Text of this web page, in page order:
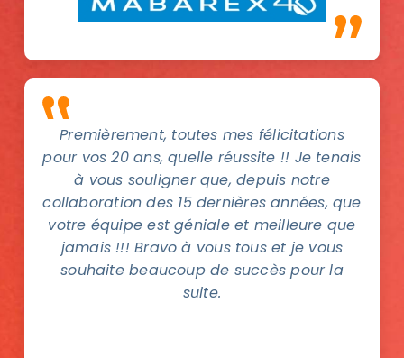
Premièrement, toutes mes félicitations
pour vos 20 ans, quelle réussite !! Je tenais
à vous souligner que, depuis notre
collaboration des 15 dernières années, que
votre équipe est géniale et meilleure que
jamais !!! Bravo à vous tous et je vous
souhaite beaucoup de succès pour la
suite.